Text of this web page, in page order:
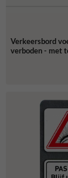
Verkeersbord
verboden - met